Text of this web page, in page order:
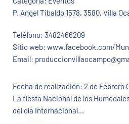
P. Angel Tibaldo 1578, 3580, Villa
Teléfono: 3482466209
Sitio web: www.facebook.com/
Email:
Fecha de realización: 2 de Febrero
La fiesta Nacional de los
del día Internacional...